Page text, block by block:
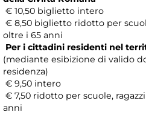
€ 10,50 biglietto intero
€ 8,50 biglietto ridotto per
oltre i 65 anni
Per i cittadini residenti nel
(mediante esibizione di valido
residenza)
€ 9,50 intero
€ 7,50 ridotto per scuole,
anni